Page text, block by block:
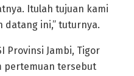
Itulah tujuan kami
datang ini,” tuturnya.
Provinsi Jambi, Tigor
pertemuan tersebut